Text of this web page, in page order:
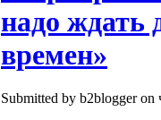
надо ждать
времен»
Submitted by b2blogger on